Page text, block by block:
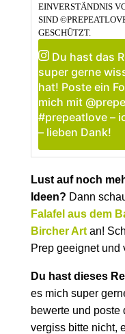
EINVERSTÄNDNIS
SIND
GESCHÜTZT.
Du hast das
super gerne
hat! Poste ein
mich mit
#prepeatlove –
– lieben Dank!
Lust auf noch
Ideen? Dann
Falafel aus dem
Bircher Artan!
Prep geeignet und
Du hast dieses
es mich super
bewerte und poste
vergiss bitte nicht,